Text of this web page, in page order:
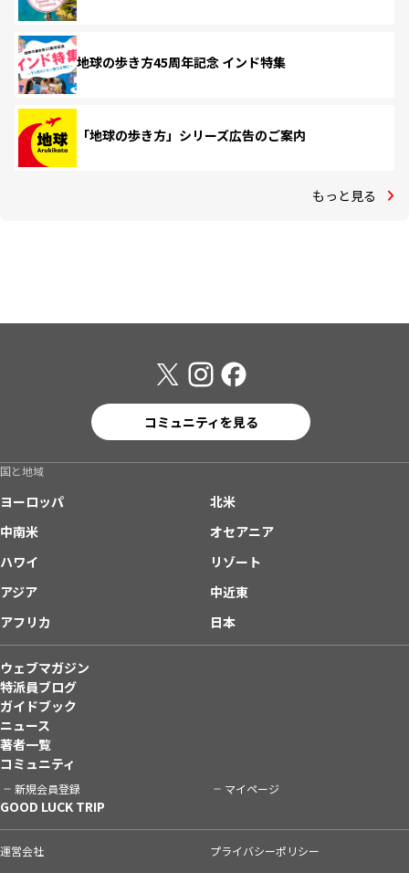
地球の歩き方45周年記念 インド特集
「地球の歩き方」シリーズ広告のご案内
もっと見る
コミュニティを見る
国と地域
ヨーロッパ
北米
中南米
オセアニア
ハワイ
リゾート
アジア
中近東
アフリカ
日本
ウェブマガジン
特派員ブログ
ガイドブック
ニュース
著者一覧
コミュニティ
新規会員登録 マイページ
GOOD LUCK TRIP
運営会社
プライバシーポリシー